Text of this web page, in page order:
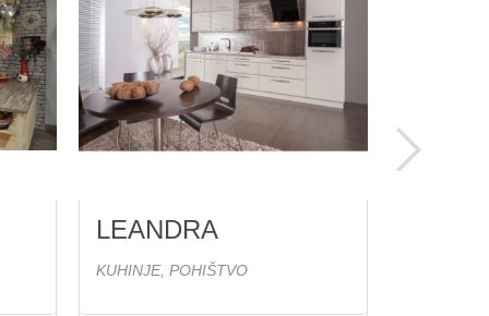
6Ogled(ov)
LEANDRA
KUHINJE, POHIŠTVO